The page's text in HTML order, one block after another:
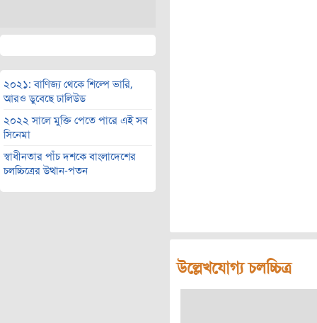
২০২১: বাণিজ্য থেকে শিল্পে ভারি,
আরও ডুবেছে ঢালিউড
২০২২ সালে মুক্তি পেতে পারে এই সব
সিনেমা
স্বাধীনতার পাঁচ দশকে বাংলাদেশের
চলচ্চিত্রের উত্থান-পতন
উল্লেখযোগ্য চলচ্চিত্র